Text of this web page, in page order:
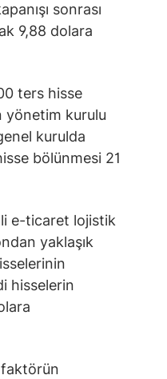
sonrası
9,88 dolara
ters hisse
yönetim kurulu
kurulda
bölünmesi 21
e-ticaret lojistik
yaklaşık
hisselerin
faktörün